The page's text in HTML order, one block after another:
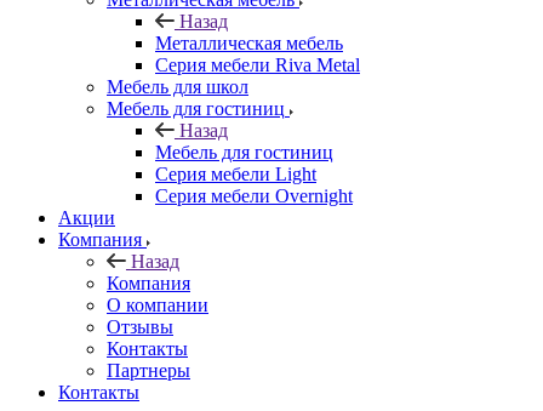
Назад
Металлическая мебель
Серия мебели Riva Metal
Мебель для школ
Мебель для гостиниц
Назад
Мебель для гостиниц
Серия мебели Light
Серия мебели Overnight
Акции
Компания
Назад
Компания
О компании
Отзывы
Контакты
Партнеры
Контакты